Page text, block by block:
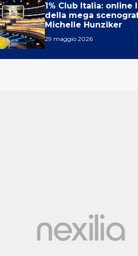
1% Club Italia: online
della mega
Michelle Hunziker
29 maggio 2026